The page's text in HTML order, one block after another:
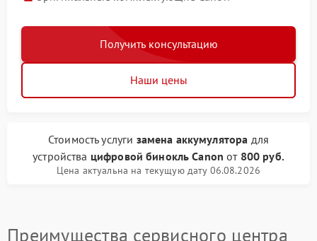
Получить консультацию
Наши цены
Стоимость услуги замена аккумулятора для
устройства цифровой бинокль Canon от 800 руб.
Цена актуальна на текущую дату 06.08.2026
Преимущества сервисного центра